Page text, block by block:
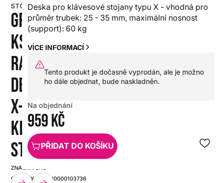
STOJAN
GRAVITY
KS RD 1
RAPID
DESK FOR
X-TYPE
KEYBOARD
STANDS
ZNAČKA:
GRAVITYHX0000000103736
Deska pro klávesové stojany typu X - vhodná pro
průměr trubek: 25 - 35 mm, maximální nosnost
(support): 60 kg
VÍCE INFORMACÍ
Tento produkt je dočasně vyprodán, ale je možno
ho dále objednat, bude naskladněn.
Na objednání
959 Kč
PŘIDAT DO KOŠÍKU